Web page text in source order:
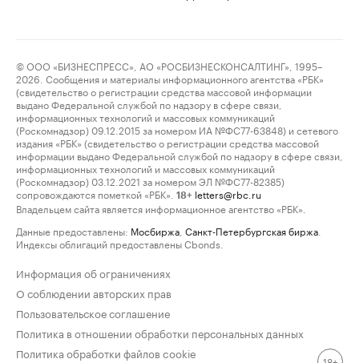
© ООО «БИЗНЕСПРЕСС», АО «РОСБИЗНЕСКОНСАЛТИНГ», 1995–
2026. Сообщения и материалы информационного агентства «РБК»
(свидетельство о регистрации средства массовой информации
выдано Федеральной службой по надзору в сфере связи,
информационных технологий и массовых коммуникаций
(Роскомнадзор) 09.12.2015 за номером ИА №ФС77-63848) и сетевого
издания «РБК» (свидетельство о регистрации средства массовой
информации выдано Федеральной службой по надзору в сфере связи,
информационных технологий и массовых коммуникаций
(Роскомнадзор) 03.12.2021 за номером ЭЛ №ФС77-82385)
сопровождаются пометкой «РБК».
18+ letters@rbc.ru
Владельцем сайта является информационное агентство «РБК».
Данные предоставлены: Мосбиржа Санкт-Петербургская биржа
Индексы облигаций предоставлены Cbonds.
Информация об ограничениях
О соблюдении авторских прав
Пользовательское соглашение
Политика в отношении обработки персональных данных
Политика обработки файлов cookie